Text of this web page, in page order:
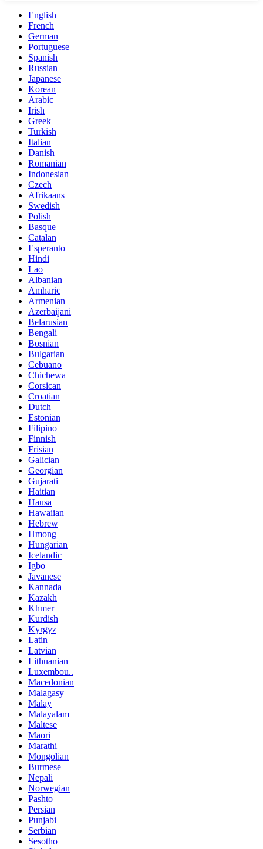
English
French
German
Portuguese
Spanish
Russian
Japanese
Korean
Arabic
Irish
Greek
Turkish
Italian
Danish
Romanian
Indonesian
Czech
Afrikaans
Swedish
Polish
Basque
Catalan
Esperanto
Hindi
Lao
Albanian
Amharic
Armenian
Azerbaijani
Belarusian
Bengali
Bosnian
Bulgarian
Cebuano
Chichewa
Corsican
Croatian
Dutch
Estonian
Filipino
Finnish
Frisian
Galician
Georgian
Gujarati
Haitian
Hausa
Hawaiian
Hebrew
Hmong
Hungarian
Icelandic
Igbo
Javanese
Kannada
Kazakh
Khmer
Kurdish
Kyrgyz
Latin
Latvian
Lithuanian
Luxembou..
Macedonian
Malagasy
Malay
Malayalam
Maltese
Maori
Marathi
Mongolian
Burmese
Nepali
Norwegian
Pashto
Persian
Punjabi
Serbian
Sesotho